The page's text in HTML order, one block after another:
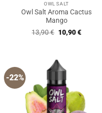
OWL SALT
Owl Salt Aroma Cactus
Mango
13,90€ Ursprünglicher
Preis
10,90€
-22%